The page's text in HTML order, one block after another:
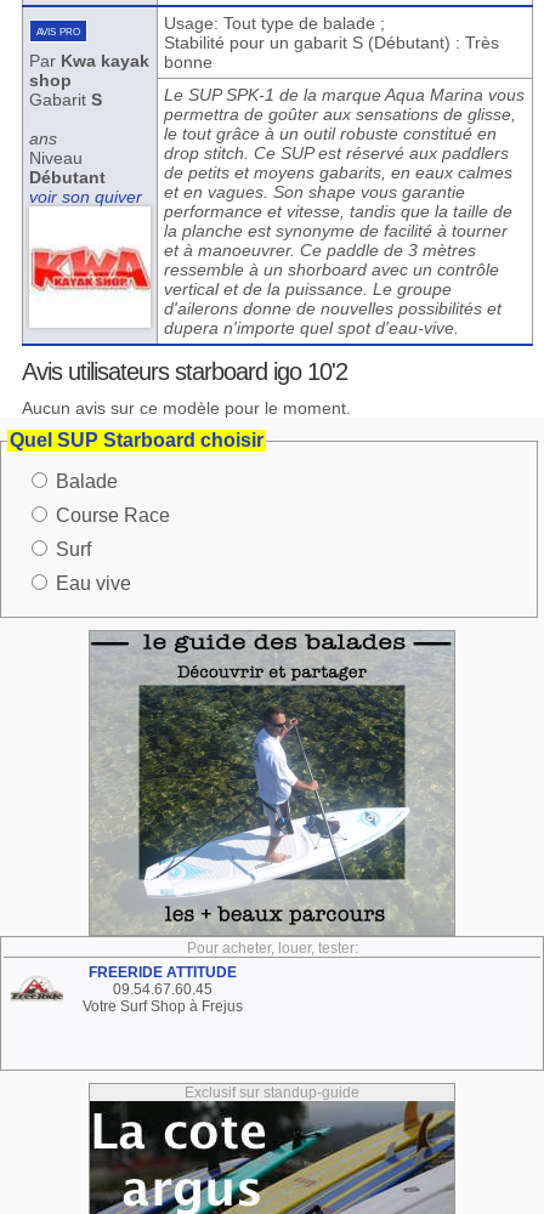
avis pro
Par Kwa kayak
shop
Gabarit S
ans
Niveau
Débutant
voir son quiver
Usage: Tout type de balade ;
Stabilité pour un gabarit S (Débutant) : Très
bonne
Le SUP SPK-1 de la marque Aqua Marina vous
permettra de goûter aux sensations de glisse,
le tout grâce à un outil robuste constitué en
drop stitch. Ce SUP est réservé aux paddlers
de petits et moyens gabarits, en eaux calmes
et en vagues. Son shape vous garantie
performance et vitesse, tandis que la taille de
la planche est synonyme de facilité à tourner
et à manoeuvrer. Ce paddle de 3 mètres
ressemble à un shorboard avec un contrôle
vertical et de la puissance. Le groupe
d'ailerons donne de nouvelles possibilités et
dupera n'importe quel spot d'eau-vive.
Avis utilisateurs starboard igo 10'2
Aucun avis sur ce modèle pour le moment.
Quel SUP Starboard choisir
Balade
Course Race
Surf
Eau vive
Pour acheter, louer, tester:
FREERIDE ATTITUDE
09.54.67.60.45
Votre Surf Shop à Frejus
Exclusif sur standup-guide